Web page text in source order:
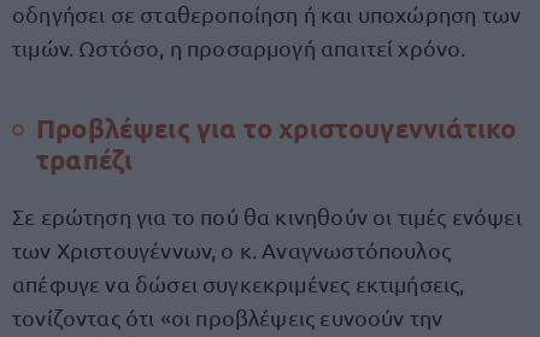
οδηγήσει σε σταθεροποίηση ή και υποχώρηση των
τιμών. Ωστόσο, η προσαρμογή απαιτεί χρόνο.
Προβλέψεις για το χριστουγεννιάτικο
τραπέζι
Σε ερώτηση για το πού θα κινηθούν οι τιμές ενόψει
των Χριστουγέννων, ο κ. Αναγνωστόπουλος
απέφυγε να δώσει συγκεκριμένες εκτιμήσεις,
τονίζοντας ότι «οι προβλέψεις ευνοούν την